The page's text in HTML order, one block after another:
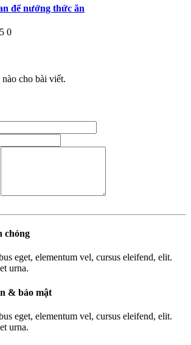
để nướng thức ăn
0
cho bài viết.
chóng
eget, elementum vel, cursus eleifend, elit.
urna.
& bảo mật
eget, elementum vel, cursus eleifend, elit.
urna.